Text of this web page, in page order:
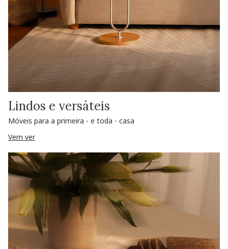
Lindos e versáteis
Móveis para a primeira - e toda - casa
Vem ver